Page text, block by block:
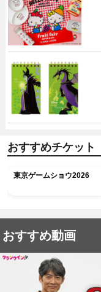
おすすめチケット
東京ゲームショウ2026
おすすめ動画